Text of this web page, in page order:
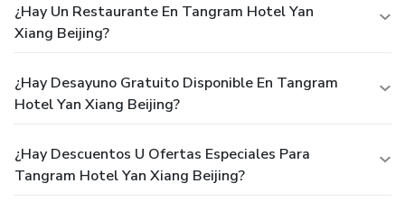
¿Hay Un Restaurante En Tangram Hotel Yan
Xiang Beijing?
¿Hay Desayuno Gratuito Disponible En Tangram
Hotel Yan Xiang Beijing?
¿Hay Descuentos U Ofertas Especiales Para
Tangram Hotel Yan Xiang Beijing?